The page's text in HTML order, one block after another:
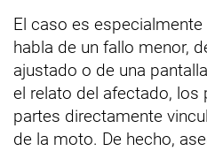
El caso es
habla de un fallo menor,
ajustado o de una
el relato del afectado, los
partes directamente
de la moto. De hecho,